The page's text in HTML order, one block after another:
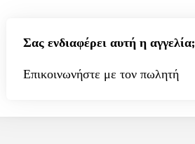
Σας ενδιαφέρει αυτή η αγγελία;
Επικοινωνήστε με τον πωλητή